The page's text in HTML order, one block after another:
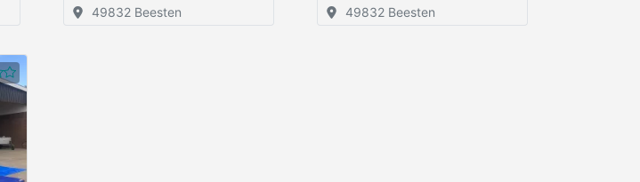
49832 Beesten
49832 Beesten